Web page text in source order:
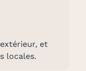
et
locales.